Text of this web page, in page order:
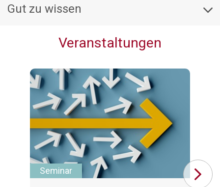
Gut zu wissen
Veranstaltungen
Seminar